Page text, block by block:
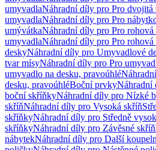
umyvadlaNáhradní díly pro Pro dvojitá
umyvadlaNáhradní díly pro Pro
umývátkaNáhradní díly pro Pro rohová
umyvadlaNáhradní díly pro Pro rohová
deskyNáhradní díly pro Umyvadlové
tvar mísyNáhradní díly pro Pro
umyvadlo na desku, pravoúhlé
desku, pravoúhléBoční prvkyNáhradní
boční skříňkyNáhradní díly pro Nízké
skříňNáhradní díly pro Vysoká skříň
skříňkyNáhradní díly pro Středně
skříňkyNáhradní díly pro Závěsné
nábytekNáhradní díly pro Další